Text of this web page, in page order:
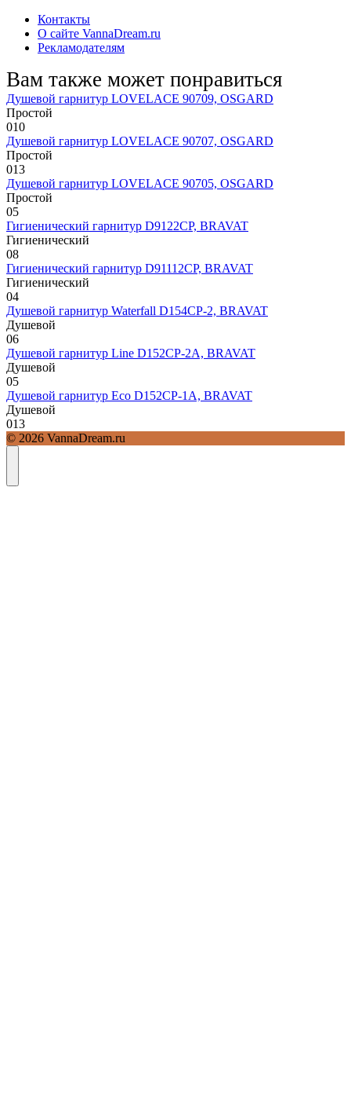
Контакты
О сайте VannaDream.ru
Рекламодателям
Вам также может понравиться
Душевой гарнитур LOVELACE 90709, OSGARD
Простой
010
Душевой гарнитур LOVELACE 90707, OSGARD
Простой
013
Душевой гарнитур LOVELACE 90705, OSGARD
Простой
05
Гигиенический гарнитур D9122CP, BRAVAT
Гигиенический
08
Гигиенический гарнитур D91112CP, BRAVAT
Гигиенический
04
Душевой гарнитур Waterfall D154CP-2, BRAVAT
Душевой
06
Душевой гарнитур Line D152CP-2A, BRAVAT
Душевой
05
Душевой гарнитур Eco D152CP-1A, BRAVAT
Душевой
013
© 2026 VannaDream.ru